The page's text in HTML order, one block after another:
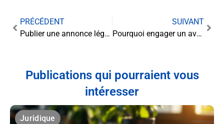
PRÉCÉDENT
Publier une annonce légale
SUIVANT
Pourquoi engager un avocat en cas d’accident ou d’erreur médicale ?
Publications qui pourraient vous
intéresser
Juridique